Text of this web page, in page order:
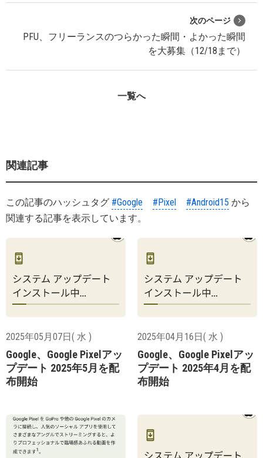
次のページ
PFU、フリーランスのつらかった瞬間・よかった瞬間
を大募集（12/18まで）
一覧へ
関連記事
この記事のハッシュタグ #Google #Pixel #Android15 から
関連する記事を表示しています。
2025年05月07日( 水 )
Google、Google Pixelアッ
プデート 2025年5月を配
布開始
2025年04月16日( 水 )
Google、Google Pixelアッ
プデート 2025年4月を配
布開始